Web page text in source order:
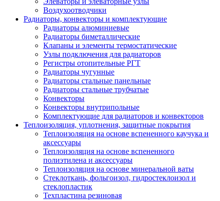
Воздухоотводчики
Радиаторы, конвекторы и комплектующие
Радиаторы алюминиевые
Радиаторы биметаллические
Клапаны и элементы термостатические
Узлы подключения для радиаторов
Регистры отопительные РГТ
Радиаторы чугунные
Радиаторы стальные панельные
Радиаторы стальные трубчатые
Конвекторы
Конвекторы внутрипольные
Комплектующие для радиаторов и конвекторов
Теплоизоляция, уплотнения, защитные покрытия
Теплоизоляция на основе вспененного каучука и
аксессуары
Теплоизоляция на основе вспененного
полиэтилена и аксессуары
Теплоизоляция на основе минеральной ваты
Стеклоткань, фольгоизол, гидростеклоизол и
стеклопластик
Техпластина резиновая